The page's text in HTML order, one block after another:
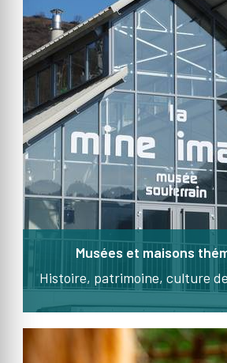
Musées et maisons
Histoire, patrimoine, culture